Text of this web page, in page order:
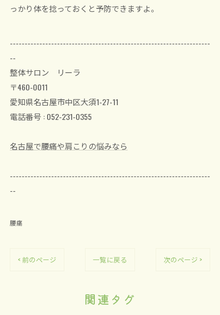
っかり体を捻っておくと予防できますよ。
--------------------------------------------------------------------
--
整体サロン リーラ
〒460-0011
愛知県名古屋市中区大須1-27-11
電話番号 : 052-231-0355
名古屋で腰痛や肩こりの悩みなら
--------------------------------------------------------------------
--
腰痛
< 前のページ 一覧に戻る 次のページ >
関連タグ